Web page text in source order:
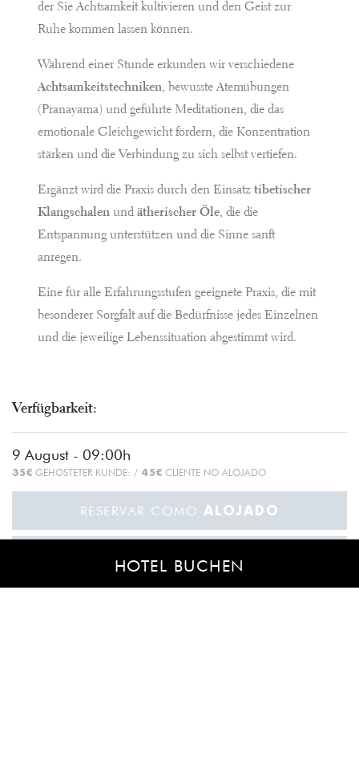
HOTEL BUCHEN
der Sie Achtsamkeit kultivieren und den Geist zur
Ruhe kommen lassen können.
Während einer Stunde erkunden wir verschiedene
Achtsamkeitstechniken, bewusste Atemübungen
(Pranayama) und geführte Meditationen, die das
emotionale Gleichgewicht fördern, die Konzentration
stärken und die Verbindung zu sich selbst vertiefen.
Ergänzt wird die Praxis durch den Einsatz tibetischer
Klangschalen und ätherischer Öle, die die
Entspannung unterstützen und die Sinne sanft
anregen.
Eine für alle Erfahrungsstufen geeignete Praxis, die mit
besonderer Sorgfalt auf die Bedürfnisse jedes Einzelnen
und die jeweilige Lebenssituation abgestimmt wird.
Verfügbarkeit:
9 August - 09:00h
35€ GEHOSTETER KUNDE: / 45€ CLIENTE NO ALOJADO
RESERVAR COMO ALOJADO